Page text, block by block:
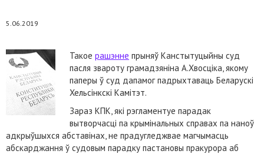
5.06.2019
Такое рашэнне прыняў Канстытуцыйны суд
пасля звароту грамадзяніна А.Хвосціка, якому
паперы ў суд дапамог падрыхтаваць Беларускі
Хельсінкскі Камітэт.
Зараз КПК, які рэгламентуе парадак
вытворчасці па крымінальных справах па наноў
адкрыўшыхся абставінах, не прадугледжвае магчымасць
абскарджання ў судовым парадку пастановы пракурора аб